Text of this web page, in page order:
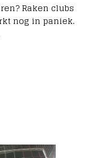
Raken clubs
nog in paniek.